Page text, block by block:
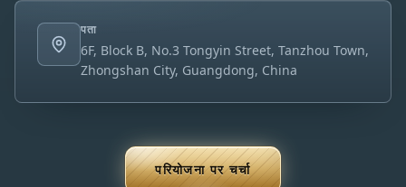
पता
6F, Block B, No.3 Tongyin Street, Tanzhou Town,
Zhongshan City, Guangdong, China
परियोजना पर चर्चा